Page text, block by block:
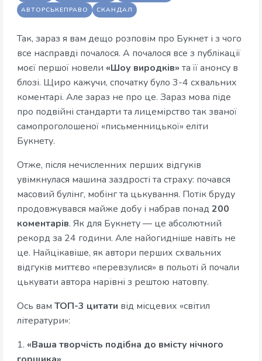
АВТОРСЬКЕПРАВО
СКАНДАЛ
Так, зараз я вам дещо розповім про Букнет і з чого
все насправді почалося. А почалося все з публікації
моєї першої новели «Шоу виродків» та її анонсу в
блозі. Щиро кажучи, спочатку було 3-4 схвальних
коментарі. Але зараз не про це. Зараз мова піде
про подвійні стандарти та лицемірство так званої
самопроголошеної «письменницької» еліти
Букнету.
Отже, після нечисленних перших відгуків
увімкнулася машина заздрості та страху: почався
масовий булінг, мобінг та цькування. Потік бруду
продовжувався майже добу і набрав понад 200
коментарів. Як для Букнету — це абсолютний
рекорд за 24 години. Але найогидніше навіть не
це. Найцікавіше, як автори перших схвальних
відгуків миттєво «перевзулися» в польоті й почали
цькувати автора нарівні з рештою натовпу.
Ось вам ТОП-3 цитати від місцевих «світил
літератури»:
1. «Ваша творчість подібна до вмісту нічного